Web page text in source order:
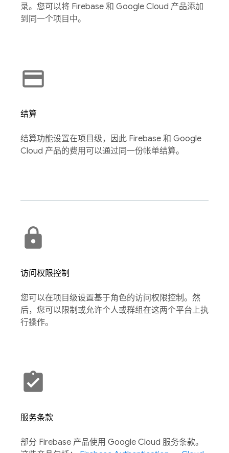
录。您可以将 Firebase 和 Google Cloud 产品添加
到同一个项目中。
结算
结算功能设置在项目级，因此 Firebase 和 Google
Cloud 产品的费用可以通过同一份帐单结算。
访问权限控制
您可以在项目级设置基于角色的访问权限控制。然
后，您可以限制或允许个人或群组在这两个平台上执
行操作。
服务条款
部分 Firebase 产品使用 Google Cloud 服务条款。